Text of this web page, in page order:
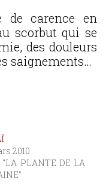
carence en
scorbut qui se
des douleurs
saignements…
2010
"LA PLANTE DE LA